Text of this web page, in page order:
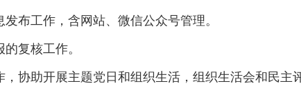
布工作，含网站、微信公众号管理。
复核工作。
协助开展主题党日和组织生活，组织生活会和民主